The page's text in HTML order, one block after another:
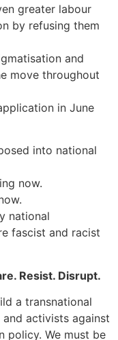
greater labour
by refusing them
and
move throughout
in June
into national
now.
national
fascist and racist
Resist. Disrupt.
a transnational
activists against
policy. We must be